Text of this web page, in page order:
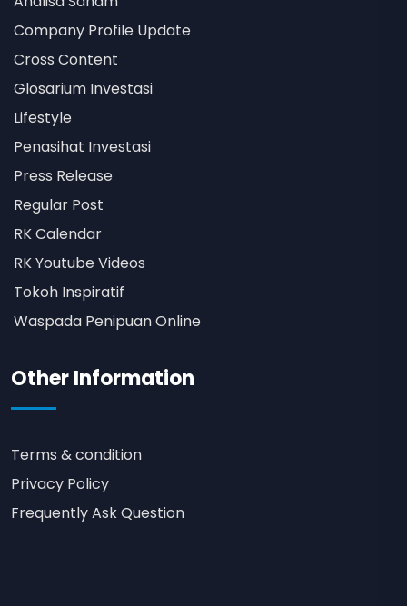
Company Profile Update
Cross Content
Glosarium Investasi
Lifestyle
Penasihat Investasi
Press Release
Regular Post
RK Calendar
RK Youtube Videos
Tokoh Inspiratif
Waspada Penipuan Online
Other Information
Terms & condition
Privacy Policy
Frequently Ask Question